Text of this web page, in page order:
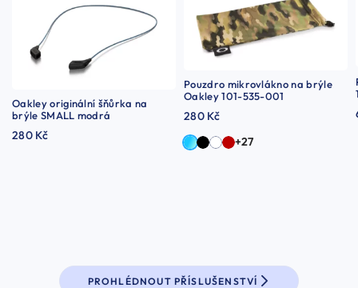
Oakley originální šňůrka na
brýle SMALL modrá
280 Kč
Pouzdro mikrovlákno na brýle
Oakley 101-535-001
280 Kč
+27
PROHLÉDNOUT PŘÍSLUŠENSTVÍ